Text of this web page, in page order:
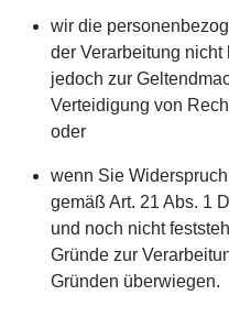
wir die
der Verarbeitung
jedoch zur
Verteidigung von
oder
wenn Sie
gemäß Art. 21 Abs. 1
und noch nicht
Gründe zur
Gründen überwiegen.